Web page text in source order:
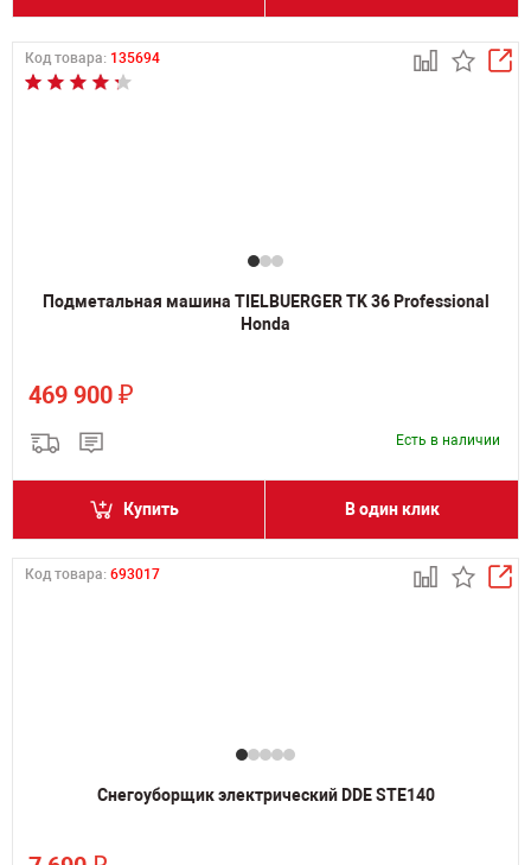
Код товара: 135694
Подметальная машина TIELBUERGER TK 36 Professional
Honda
469 900 ₽
Есть в наличии
Купить В один клик
Код товара: 693017
Снегоуборщик электрический DDE STE140